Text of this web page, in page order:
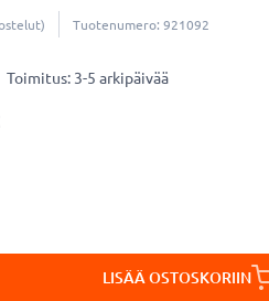
Tuotenumero: 921092
Toimitus: 3-5 arkipäivää
LISÄÄ OSTOSKORIIN